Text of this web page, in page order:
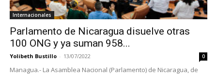
Internacionales
Parlamento de Nicaragua disuelve otras
100 ONG y ya suman 958...
Yolibeth Bustillo - 13/07/2022 0
Managua.- La Asamblea Nacional (Parlamento) de Nicaragua, de